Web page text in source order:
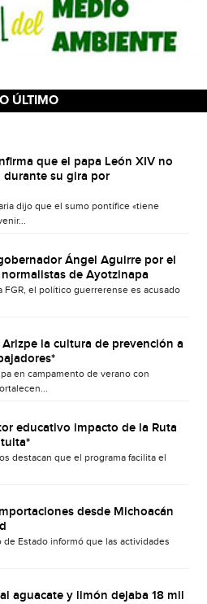
ÚLTIMO
que el papa León XIV no
durante su gira por
dijo que el sumo pontífice «tiene
Ángel Aguirre por el
de Ayotzinapa
FGR, el político guerrerense es acusado
Arizpe la cultura de prevención a
en campamento de verano con
educativo impacto de la Ruta
destacan que el programa facilita el
desde Michoacán
Estado informó que las actividades
aguacate y limón dejaba 18 mil